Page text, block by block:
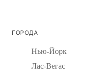
ГОРОДА
Нью-Йорк
Лас-Вегас